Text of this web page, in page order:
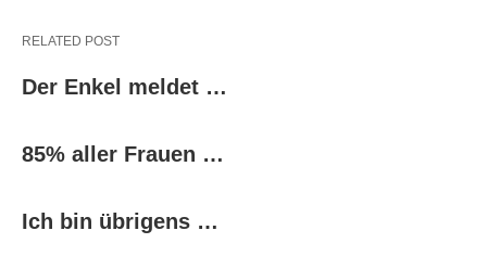
RELATED POST
Der Enkel meldet …
85% aller Frauen …
Ich bin übrigens …